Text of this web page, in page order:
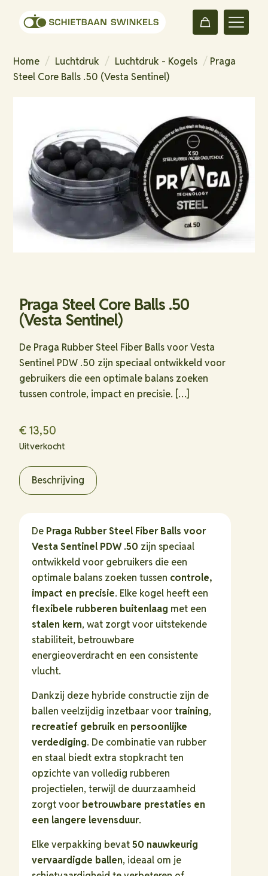
Home / Luchtdruk / Luchtdruk - Kogels / Praga
Steel Core Balls .50 (Vesta Sentinel)
Praga Steel Core Balls .50
(Vesta Sentinel)
De Praga Rubber Steel Fiber Balls voor Vesta
Sentinel PDW .50 zijn speciaal ontwikkeld voor
gebruikers die een optimale balans zoeken
tussen controle, impact en precisie. […]
€ 13,50
Uitverkocht
Beschrijving
De Praga Rubber Steel Fiber Balls voor
Vesta Sentinel PDW .50 zijn speciaal
ontwikkeld voor gebruikers die een
optimale balans zoeken tussen controle,
impact en precisie. Elke kogel heeft een
flexibele rubberen buitenlaag met een
stalen kern, wat zorgt voor uitstekende
stabiliteit, betrouwbare
energieoverdracht en een consistente
vlucht.
Dankzij deze hybride constructie zijn de
ballen veelzijdig inzetbaar voortraining,
recreatief gebruik en persoonlijke
verdediging. De combinatie van rubber
en staal biedt extra stopkracht ten
opzichte van volledig rubberen
projectielen, terwijl de duurzaamheid
zorgt voor betrouwbare prestaties en
een langere levensduur.
Elke verpakking bevat50 nauwkeurig
vervaardigde ballen, ideaal om je